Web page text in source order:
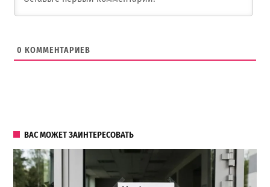
0 КОММЕНТАРИЕВ
ВАС МОЖЕТ ЗАИНТЕРЕСОВАТЬ